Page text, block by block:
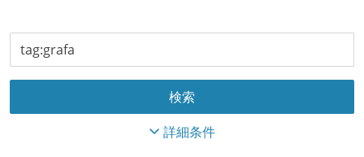
詳細条件